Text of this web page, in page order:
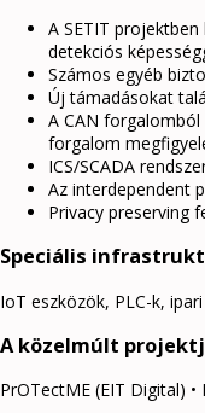
A SETIT
detekciós
Számos egyéb
Új támadásokat
A CAN
forgalom
ICS/SCADA
Az interdependent
Privacy preserving
Speciális
IoT eszközök, PLC-k,
A közelmúlt
PrOTectME (EIT Digital) •